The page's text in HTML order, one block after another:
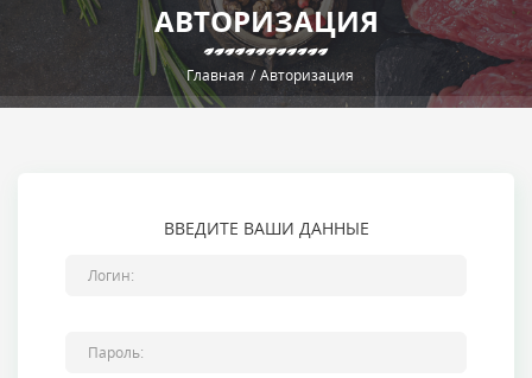
АВТОРИЗАЦИЯ
Главная / Авторизация
ВВЕДИТЕ ВАШИ ДАННЫЕ